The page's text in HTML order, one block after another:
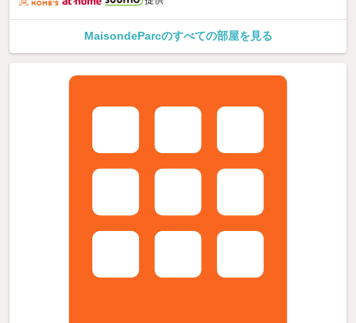
MaisondeParcのすべての部屋を見る